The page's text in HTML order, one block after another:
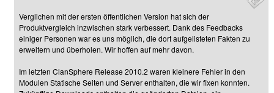
Verglichen mit der ersten öffentlichen Version hat sich der
Produktvergleich inzwischen stark verbessert. Dank des Feedbacks
einiger Personen war es uns möglich, die dort aufgelisteten Fakten zu
erweitern und überholen. Wir hoffen auf mehr davon.
Im letzten ClanSphere Release 2010.2 waren kleinere Fehler in den
Modulen Statische Seiten und Server enthalten, die wir fixen konnten.